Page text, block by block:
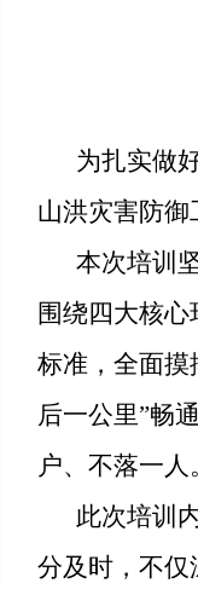
为扎实做
山洪灾害防
本次培训
围绕四大核
标准，全面摸
后一公里”畅
户、不落一人
此次培训
分及时，不仅